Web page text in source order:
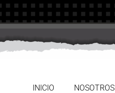
INICIO NOSOTROS